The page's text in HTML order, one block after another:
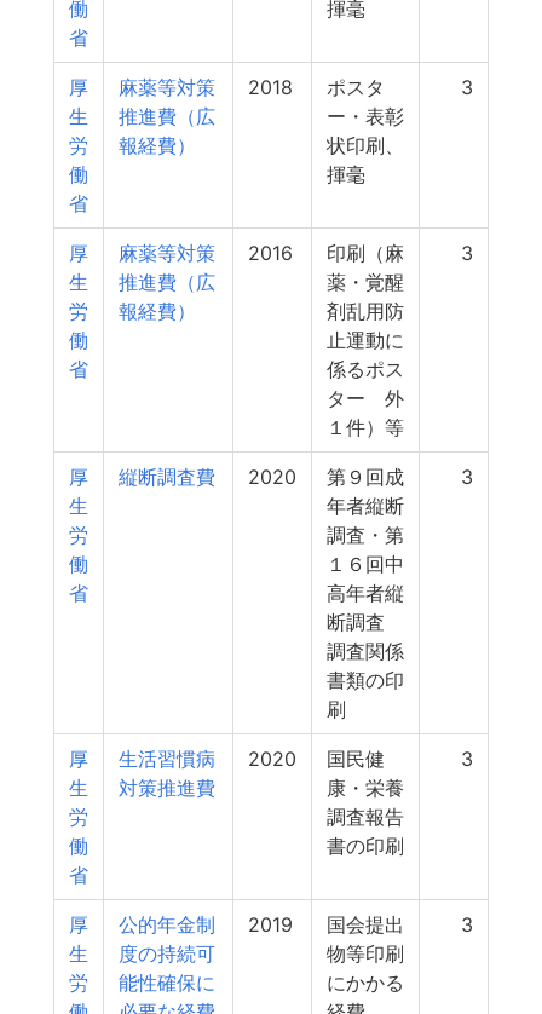
働
省
揮毫
厚
生
労
働
省
麻薬等対策
推進費（広
報経費）
2018
ポスタ
ー・表彰
状印刷、
揮毫
3
厚
生
労
働
省
麻薬等対策
推進費（広
報経費）
2016
印刷（麻
薬・覚醒
剤乱用防
止運動に
係るポス
ター 外
１件）等
3
厚
生
労
働
省
縦断調査費 2020
第９回成
年者縦断
調査・第
１６回中
高年者縦
断調査
調査関係
書類の印
刷
3
厚
生
労
働
省
生活習慣病
対策推進費
2020
国民健
康・栄養
調査報告
書の印刷
3
厚
生
労
公的年金制
度の持続可
能性確保に
2019
国会提出
物等印刷
にかかる
3